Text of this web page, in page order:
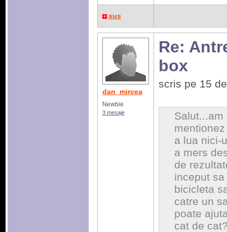
sus
dan_mircea
Newbie
3 mesaje
Re:
box
scris pe 15
a lua nici-
a mers
de
inceput
bicicleta
catre un
poate
cat de